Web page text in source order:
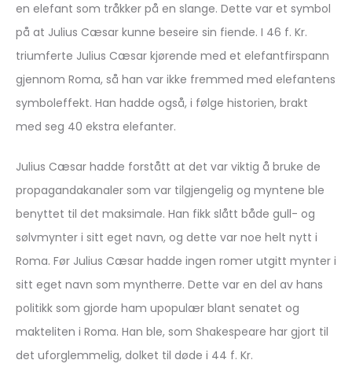
en elefant som tråkker på en slange. Dette var et symbol
på at Julius Cæsar kunne beseire sin fiende. I 46 f. Kr.
triumferte Julius Cæsar kjørende med et elefantfirspann
gjennom Roma, så han var ikke fremmed med elefantens
symboleffekt. Han hadde også, i følge historien, brakt
med seg 40 ekstra elefanter.
Julius Cæsar hadde forstått at det var viktig å bruke de
propagandakanaler som var tilgjengelig og myntene ble
benyttet til det maksimale. Han fikk slått både gull- og
sølvmynter i sitt eget navn, og dette var noe helt nytt i
Roma. Før Julius Cæsar hadde ingen romer utgitt mynter i
sitt eget navn som myntherre. Dette var en del av hans
politikk som gjorde ham upopulær blant senatet og
makteliten i Roma. Han ble, som Shakespeare har gjort til
det uforglemmelig, dolket til døde i 44 f. Kr.